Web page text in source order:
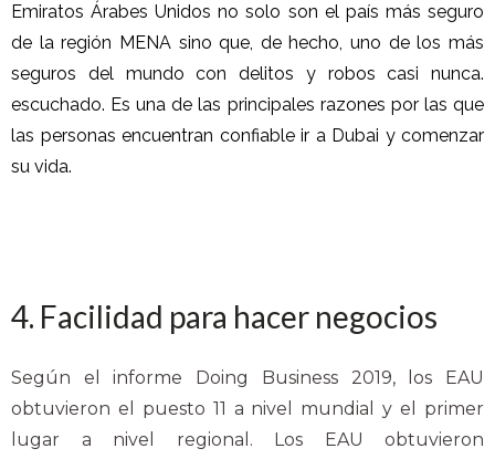
Emiratos Árabes Unidos no solo son el país más seguro
de la región MENA sino que, de hecho, uno de los más
seguros del mundo con delitos y robos casi nunca.
escuchado. Es una de las principales razones por las que
las personas encuentran confiable ir a Dubai y comenzar
su vida.
4. Facilidad para hacer negocios
Según el informe Doing Business 2019, los EAU
obtuvieron el puesto 11 a nivel mundial y el primer
lugar a nivel regional. Los EAU obtuvieron